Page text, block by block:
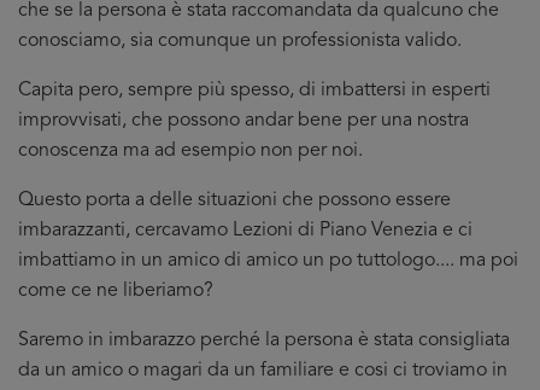
che se la persona è stata raccomandata da qualcuno che
conosciamo, sia comunque un professionista valido.
Capita pero, sempre più spesso, di imbattersi in esperti
improvvisati, che possono andar bene per una nostra
conoscenza ma ad esempio non per noi.
Questo porta a delle situazioni che possono essere
imbarazzanti, cercavamo Lezioni di Piano Venezia e ci
imbattiamo in un amico di amico un po tuttologo.... ma poi
come ce ne liberiamo?
Saremo in imbarazzo perché la persona è stata consigliata
da un amico o magari da un familiare e cosi ci troviamo in